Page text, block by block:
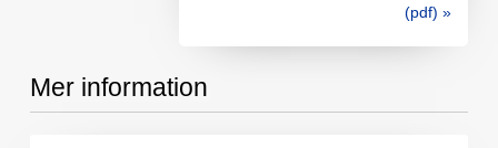
(pdf) »
Mer information